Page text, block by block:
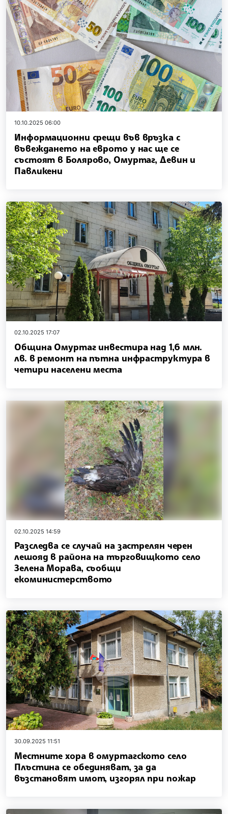
10.10.2025 06:00
Информационни срещи във връзка с
въвеждането на еврото у нас ще се
състоят в Болярово, Омуртаг, Девин и
Павликени
02.10.2025 17:07
Община Омуртаг инвестира над 1,6 млн.
лв. в ремонт на пътна инфраструктура в
четири населени места
02.10.2025 14:59
Разследва се случай на застрелян черен
лешояд в района на търговищкото село
Зелена Морава, съобщи
екоминистерството
30.09.2025 11:51
Местните хора в омуртагското село
Плъстина се обединяват, за да
възстановят имот, изгорял при пожар